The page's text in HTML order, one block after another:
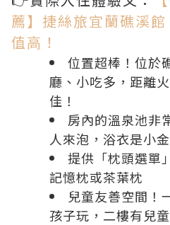
薦】捷絲旅宜蘭礁溪
值高！
位置超棒！位於
廳、小吃多，距離
佳！
房內的溫泉池非
人來泡，浴衣是小
提供「枕頭選單
記憶枕或茶葉枕
兒童友善空間！
孩子玩，二樓有兒